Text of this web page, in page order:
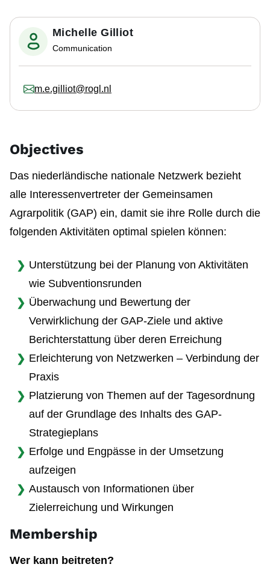
Michelle Gilliot
Communication
m.e.gilliot@rogl.nl
Objectives
Das niederländische nationale Netzwerk bezieht
alle Interessenvertreter der Gemeinsamen
Agrarpolitik (GAP) ein, damit sie ihre Rolle durch die
folgenden Aktivitäten optimal spielen können:
Unterstützung bei der Planung von Aktivitäten
wie Subventionsrunden
Überwachung und Bewertung der
Verwirklichung der GAP-Ziele und aktive
Berichterstattung über deren Erreichung
Erleichterung von Netzwerken – Verbindung der
Praxis
Platzierung von Themen auf der Tagesordnung
auf der Grundlage des Inhalts des GAP-
Strategieplans
Erfolge und Engpässe in der Umsetzung
aufzeigen
Austausch von Informationen über
Zielerreichung und Wirkungen
Membership
Wer kann beitreten?